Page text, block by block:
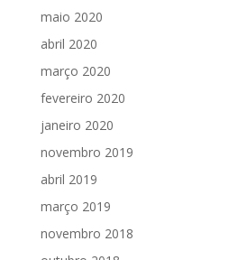
maio 2020
abril 2020
março 2020
fevereiro 2020
janeiro 2020
novembro 2019
abril 2019
março 2019
novembro 2018